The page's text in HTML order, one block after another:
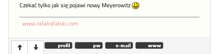
Czekać tylko jak się pojawi nowy Meyerowitz
www.rafalrafalski.com